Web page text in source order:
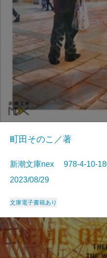
町田そのこ／著
新潮文庫nex 978-4-10-
2023/08/29
文庫電子書籍あり